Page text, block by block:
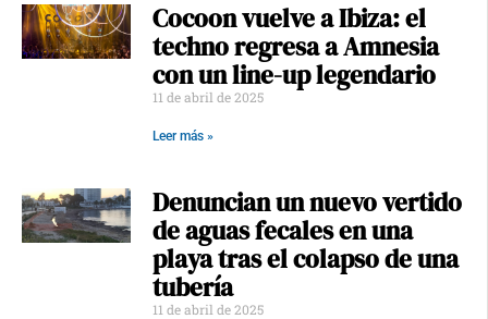
Cocoon vuelve a Ibiza: el
techno regresa a Amnesia
con un line-up legendario
11 de abril de 2025
Leer más »
Denuncian un nuevo vertido
de aguas fecales en una
playa tras el colapso de una
tubería
11 de abril de 2025